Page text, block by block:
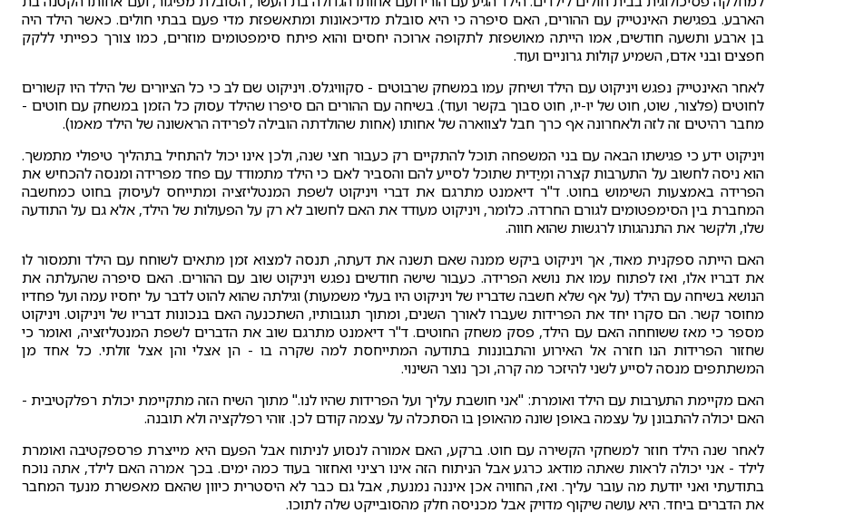
הארבע. בפגישת האינטייק עם ההורים, האם סיפרה כי היא סובלת מדיכאונות ומתאשפזת מדי פעם בבתי חולים. כאשר הילד היה
בן ארבע ותשעה חודשים, אמו הייתה מאושפזת לתקופה ארוכה יחסים והוא פיתח סימפטומים מוזרים, כמו צורך כפייתי ללקק
חפצים ובני אדם, השמיע קולות גרוניים ועוד.
לאחר האינטייק נפגש ויניקוט עם הילד ושיחק עמו במשחק שרבוטים - סקוויגלס. ויניקוט שם לב כי כל הציורים של הילד היו קשורים
לחוטים (פלצור, שוט, חוט של יו-יו, חוט סבוך בקשר ועוד). בשיחה עם ההורים הם סיפרו שהילד עסוק כל הזמן במשחק עם חוטים -
מחבר רהיטים זה לזה ולאחרונה אף כרך חבל לצווארה של אחותו (אחות שהולדתה הובילה לפרידה הראשונה של הילד מאמו).
ויניקוט ידע כי פגישתו הבאה עם בני המשפחה תוכל להתקיים רק כעבור חצי שנה, ולכן אינו יכול להתחיל בתהליך טיפולי מתמשך.
הוא ניסה לחשוב על התערבות קצרה ומִיַדית שתוכל לסייע להם והסביר לאם כי הילד מתמודד עם פחד מפרידה ומנסה להכחיש את
הפרידה באמצעות השימוש בחוט. ד"ר דיאמנט מתרגם את דברי ויניקוט לשפת המנטליזציה ומתייחס לעיסוק בחוט כמחשבה
המחברת בין הסימפטומים לגורם החרדה. כלומר, ויניקוט מעודד את האם לחשוב לא רק על הפעולות של הילד, אלא גם על התודעה
שלו, ולקשר את התנהגותו לרגשות שהוא חווה.
האם הייתה ספקנית מאוד, אך ויניקוט ביקש ממנה שאם תשנה את דעתה, תנסה למצוא זמן מתאים לשוחח עם הילד ותמסור לו
את דבריו אלו, ואז לפתוח עמו את נושא הפרידה. כעבור שישה חודשים נפגש ויניקוט שוב עם ההורים. האם סיפרה שהעלתה את
הנושא בשיחה עם הילד (על אף שלא חשבה שדבריו של ויניקוט היו בעלי משמעות) וגילתה שהוא להוט לדבר על יחסיו עמה ועל פחדיו
מחוסר קשר. הם סקרו יחד את הפרידות שעברו לאורך השנים, ומתוך תגובותיו, השתכנעה האם בנכונות דבריו של ויניקוט. ויניקוט
מספר כי מאז ששוחחה האם עם הילד, פסק משחק החוטים. ד"ר דיאמנט מתרגם שוב את הדברים לשפת המנטליזציה, ואומר כי
שחזור הפרידות הנו חזרה אל האירוע והתבוננות בתודעה המתייחסת למה שקרה בו - הן אצלי והן אצל זולתי. כל אחד מן
המשתתפים מנסה לסייע לשני להיזכר מה קרה, וכך נוצר השינוי.
האם מקיימת התערבות עם הילד ואומרת: "אני חושבת עליך ועל הפרידות שהיו לנו." מתוך השיח הזה מתקיימת יכולת רפלקטיבית -
האם יכולה להתבונן על עצמה באופן שונה מהאופן בו הסתכלה על עצמה קודם לכן. זוהי רפלקציה ולא תובנה.
לאחר שנה הילד חוזר למשחקי הקשירה עם חוט. ברקע, האם אמורה לנסוע לניתוח אבל הפעם היא מייצרת פרספקטיבה ואומרת
לילד - אני יכולה לראות שאתה מודאג כרגע אבל הניתוח הזה אינו רציני ואחזור בעוד כמה ימים. בכך אמרה האם לילד, אתה נוכח
בתודעתי ואני יודעת מה עובר עליך. ואז, החוויה אכן איננה נמנעת, אבל גם כבר לא היסטרית כיוון שהאם מאפשרת מנעד המחבר
את הדברים ביחד. היא עושה שיקוף מדויק אבל מכניסה חלק מהסובייקט שלה לתוכו.